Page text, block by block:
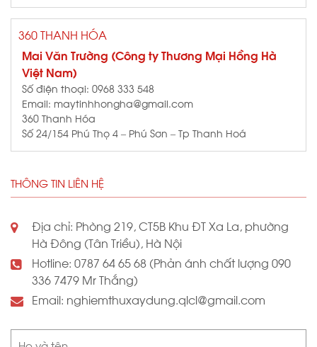
360 THANH HÓA
Mai Văn Trường (Công ty Thương Mại Hồng Hà
Việt Nam)
Số điện thoại: 0968 333 548
Email: maytinhhongha@gmail.com
360 Thanh Hóa
Số 24/154 Phú Thọ 4 – Phú Sơn – Tp Thanh Hoá
THÔNG TIN LIÊN HỆ
Địa chỉ: Phòng 219, CT5B Khu ĐT Xa La, phường
Hà Đông (Tân Triều), Hà Nội
Hotline: 0787 64 65 68 (Phản ánh chất lượng 090
336 7479 Mr Thắng)
Email: nghiemthuxaydung.qlcl@gmail.com